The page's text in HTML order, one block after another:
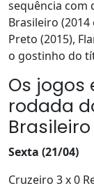
sequência com
Brasileiro (2014
Preto (2015),
o gostinho do
Os jogos
rodada
Sexta (21/04)
Cruzeiro 3 x 0